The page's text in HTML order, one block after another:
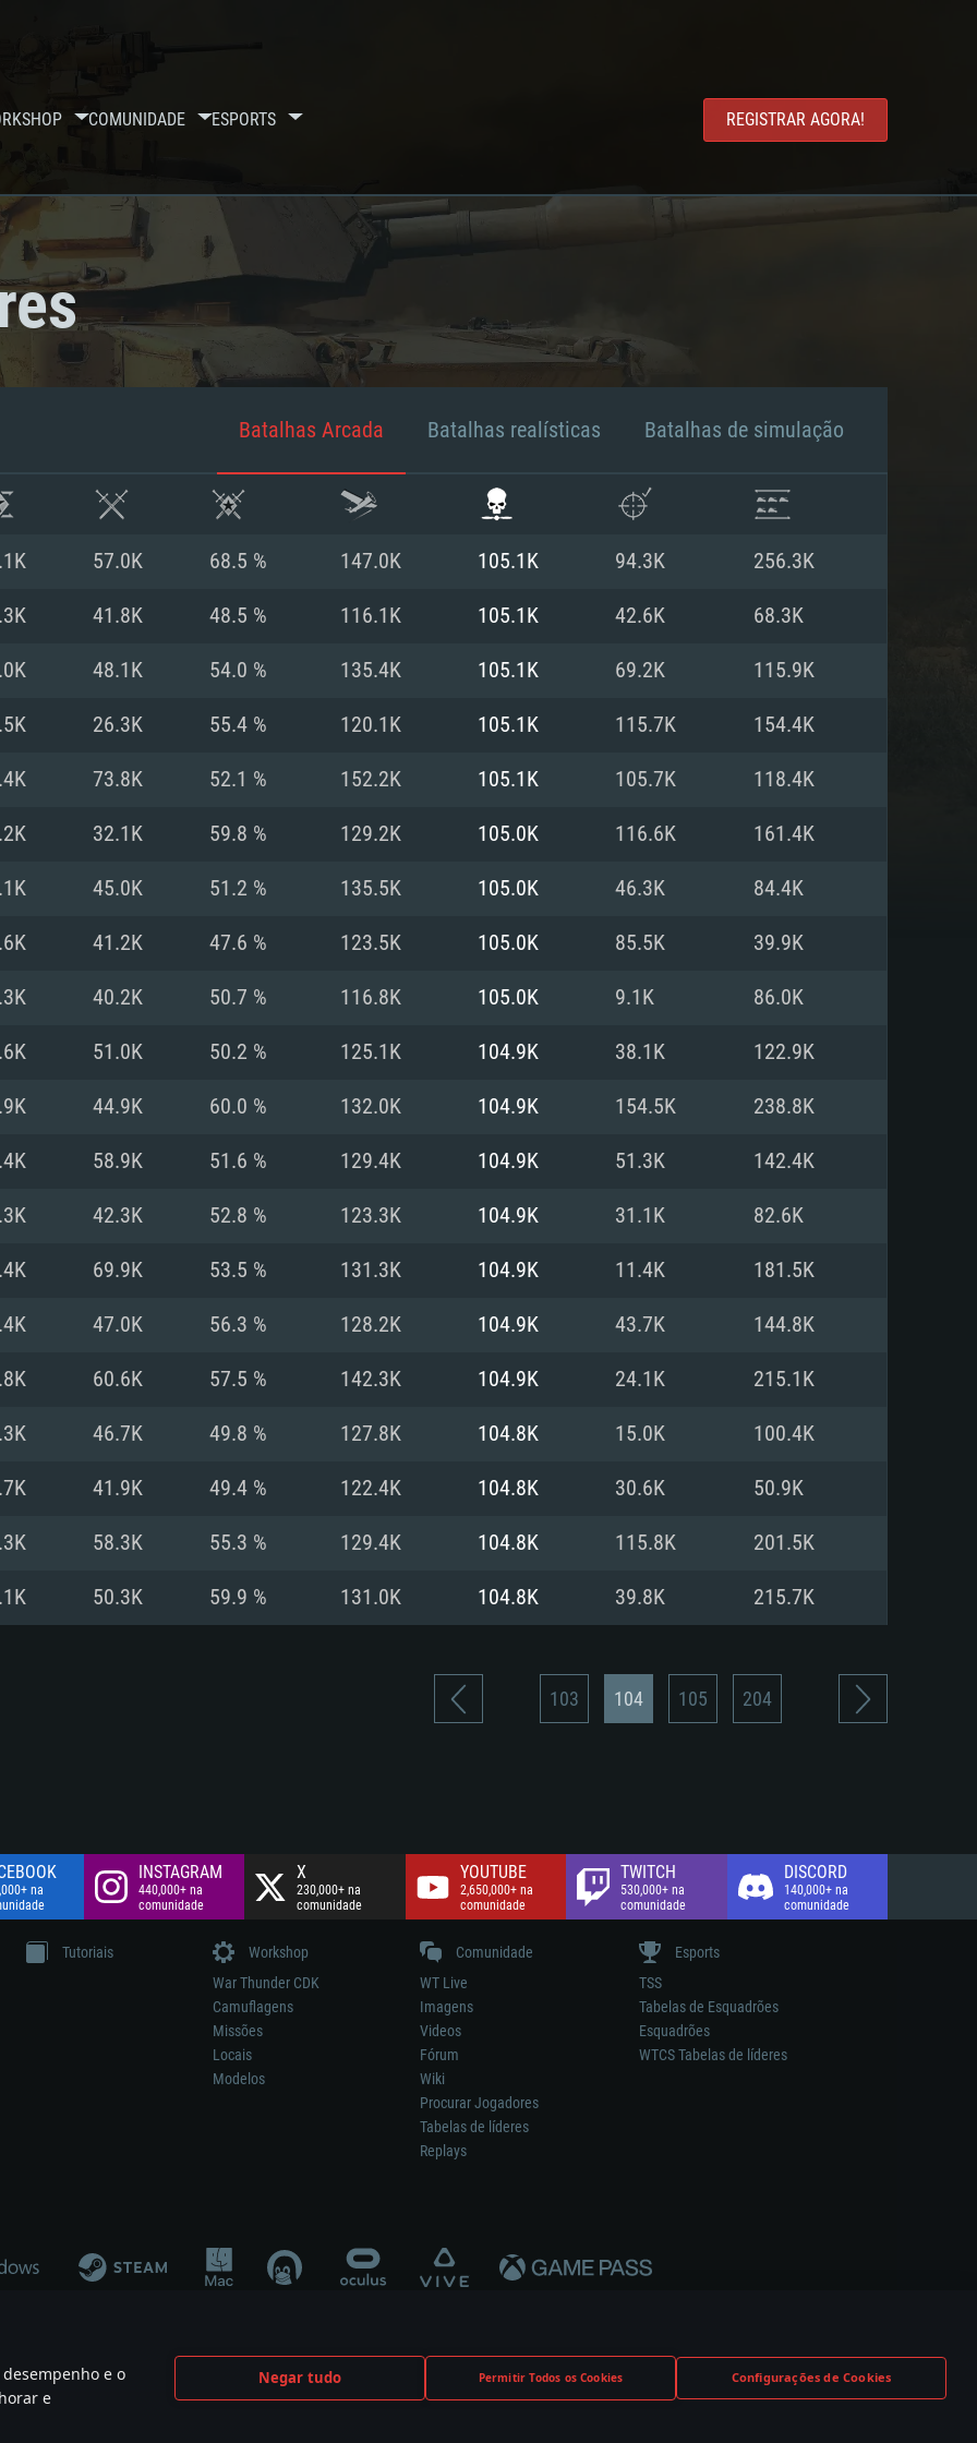
e o
e
Negar tudo Permitir Todos os Cookies Configurações de Cookies
COMUNIDADE ESPORTS REGISTRAR AGORA!
DE SISTEMA
Resolução
Recomendado
superior
Memória: 16 GB ou mais
Placa Gráfica: Placa com DirectX 11 ou superior;
Nvidia GeForce 1060 ou superior, Radeon RX 570
(Intel Xeon
Metal.
Recomendado
mais recente
Processador: Core i7 (Intel Xeon não suportado)
Memória: 8 GB
Placa Gráfica: Radeon Vega II ou superior com
suporte Metal.
Network: Internet de banda larga.
Disco: 60,2 GB
drivers mais
equivalentes
mínima
Recomendado
recentes (não mais de 6 meses) / equivalentes
AMD (Radeon RX 570) com os drivers mais
Vulkan.
Network: Internet de banda larga.
Disco: 60,2 GB
Batalhas Arcada Batalhas realísticas Batalhas de simulação
57.0K 68.5 % 147.0K 105.1K 94.3K 256.3K
41.8K 48.5 % 116.1K 105.1K 42.6K 68.3K
48.1K 54.0 % 135.4K 105.1K 69.2K 115.9K
26.3K 55.4 % 120.1K 105.1K 115.7K 154.4K
73.8K 52.1 % 152.2K 105.1K 105.7K 118.4K
32.1K 59.8 % 129.2K 105.0K 116.6K 161.4K
45.0K 51.2 % 135.5K 105.0K 46.3K 84.4K
41.2K 47.6 % 123.5K 105.0K 85.5K 39.9K
40.2K 50.7 % 116.8K 105.0K 9.1K 86.0K
51.0K 50.2 % 125.1K 104.9K 38.1K 122.9K
44.9K 60.0 % 132.0K 104.9K 154.5K 238.8K
58.9K 51.6 % 129.4K 104.9K 51.3K 142.4K
42.3K 52.8 % 123.3K 104.9K 31.1K 82.6K
69.9K 53.5 % 131.3K 104.9K 11.4K 181.5K
47.0K 56.3 % 128.2K 104.9K 43.7K 144.8K
60.6K 57.5 % 142.3K 104.9K 24.1K 215.1K
46.7K 49.8 % 127.8K 104.8K 15.0K 100.4K
41.9K 49.4 % 122.4K 104.8K 30.6K 50.9K
58.3K 55.3 % 129.4K 104.8K 115.8K 201.5K
50.3K 59.9 % 131.0K 104.8K 39.8K 215.7K
103 104 105 204
na
INSTAGRAM
440,000+ na
comunidade
X
230,000+ na
comunidade
YOUTUBE
2,650,000+ na
comunidade
TWITCH
530,000+ na
comunidade
DISCORD
140,000+ na
comunidade
Tutoriais
Workshop
War Thunder CDK
Camuflagens
Missões
Locais
Modelos
Comunidade
WT Live
Imagens
Videos
Fórum
Wiki
Procurar Jogadores
Tabelas de líderes
Replays
Esports
TSS
Tabelas de Esquadrões
Esquadrões
WTCS Tabelas de líderes
significa participação no desenvolvimento, patrocínio ou aval do respetivo construtor.
are the property of their respective owners.